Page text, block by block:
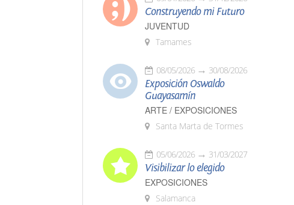
Construyendo mi Futuro
JUVENTUD
Tamames
08/05/2026 30/08/2026
Exposición Oswaldo
Guayasamín
ARTE / EXPOSICIONES
Santa Marta de Tormes
05/06/2026 31/03/2027
Visibilizar lo elegido
EXPOSICIONES
Salamanca